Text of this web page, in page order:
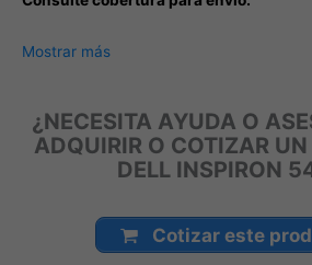
Leticia, Medellín, Arauca, Barranquilla,
Riohacha, Santa Marta, Villavicencio,
Armenia, Pereira, San Andrés,
Ibagué, Cali, Mitú, Puerto Carreño.
Mostrar más
¿NECESITA AYUDA O
ADQUIRIR O COTIZAR
DELL INSPIRON
Cotizar este